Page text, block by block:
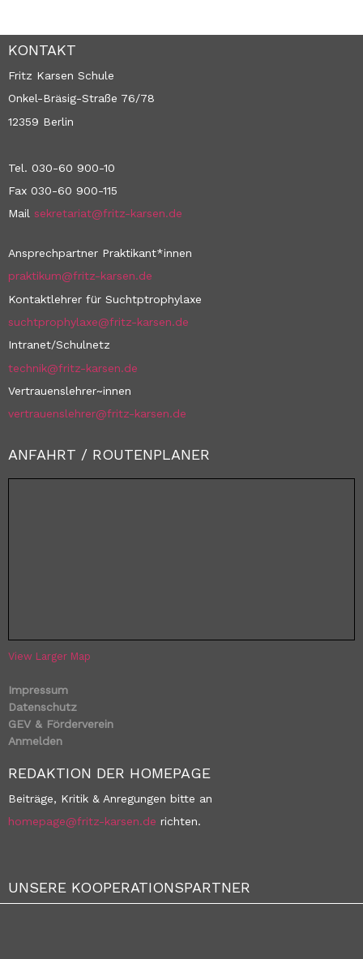
KONTAKT
Fritz Karsen Schule
Onkel-Bräsig-Straße 76/78
12359 Berlin
Tel. 030-60 900-10
Fax 030-60 900-115
Mail sekretariat@fritz-karsen.de
Ansprechpartner Praktikant*innen
praktikum@fritz-karsen.de
Kontaktlehrer für Suchtptrophylaxe
suchtprophylaxe@fritz-karsen.de
Intranet/Schulnetz
technik@fritz-karsen.de
Vertrauenslehrer~innen
vertrauenslehrer@fritz-karsen.de
ANFAHRT / ROUTENPLANER
View Larger Map
Impressum
Datenschutz
GEV & Förderverein
Anmelden
REDAKTION DER HOMEPAGE
Beiträge, Kritik & Anregungen bitte an
homepage@fritz-karsen.de richten.
UNSERE KOOPERATIONSPARTNER